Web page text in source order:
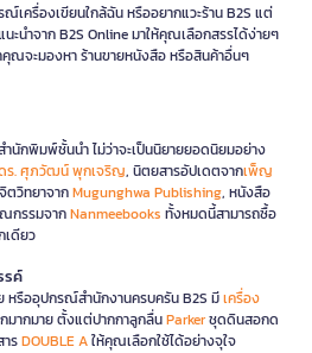
เครื่องเขียนใกล้ฉัน หรืออยากแวะร้าน B2S แต่
นะนำจาก B2S Online มาให้คุณเลือกสรรได้ง่ายๆ
ณจะมองหา ร้านขายหนังสือ หรือสินค้าอื่นๆ
นักพิมพ์ชั้นนำ ไม่ว่าจะเป็นนิยายยอดนิยมอย่าง
ร. ศุภวัฒน์ พุกเจริญ, นิตยสารอัปเดตจากเพ็ญ
ตวิทยาจากMugunghwa Publishing, หนังสือ
กรรมจากNanmeebooks ทั้งหมดนี้สามารถซื้อ
เดียว
รค์
หรืออุปกรณ์สำนักงานครบครัน B2S มีเครื่อง
กมากมาย ตั้งแต่ปากกาลูกลื่นParkerชุดดินสอกด
รDOUBLE Aให้คุณเลือกใช้ได้อย่างจุใจ